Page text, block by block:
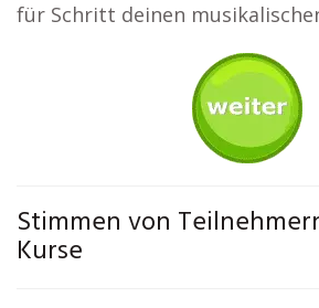
für Schritt deinen
Stimmen von
Kurse